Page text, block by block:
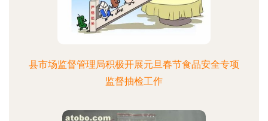
县市场监督管理局积极开展元旦春节食品安全专项
监督抽检工作